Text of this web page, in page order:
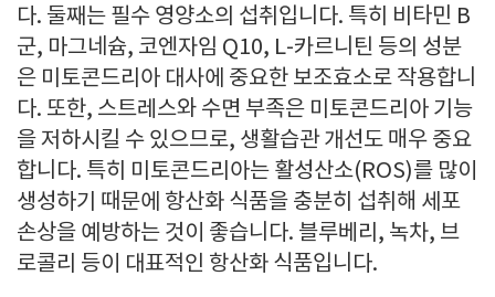
다. 둘째는 필수 영양소의 섭취입니다. 특히 비타민 B
군, 마그네슘, 코엔자임 Q10, L-카르니틴 등의 성분
은 미토콘드리아 대사에 중요한 보조효소로 작용합니
다. 또한, 스트레스와 수면 부족은 미토콘드리아 기능
을 저하시킬 수 있으므로, 생활습관 개선도 매우 중요
합니다. 특히 미토콘드리아는 활성산소(ROS)를 많이
생성하기 때문에 항산화 식품을 충분히 섭취해 세포
손상을 예방하는 것이 좋습니다. 블루베리, 녹차, 브
로콜리 등이 대표적인 항산화 식품입니다.